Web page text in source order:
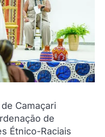
Camaçari
de
Étnico-Raciais